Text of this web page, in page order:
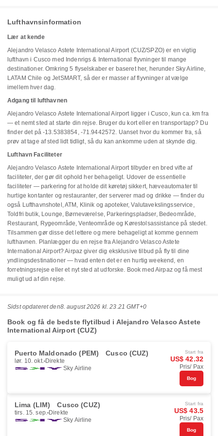
Lufthavnsinformation
Lær at kende
Alejandro Velasco Astete International Airport (CUZ/SPZO) er en vigtig
lufthavn i Cusco med Indenrigs & International flyvninger til mange
destinationer. Omkring 5 flyselskaber er baseret her, herunder Sky Airline,
LATAM Chile og JetSMART, så der er masser af flyvninger at vælge
imellem hver dag.
Adgang til lufthavnen
Alejandro Velasco Astete International Airport ligger i Cusco, kun ca. km fra
— et nemt sted at starte din rejse. Bruger du kort eller en transportapp? Du
finder det på -13.5383854, -71.9442572. Uanset hvor du kommer fra, så
prøv at tage af sted lidt tidligt, så du kan ankomme uden at skynde dig.
Lufthavn Faciliteter
Alejandro Velasco Astete International Airport tilbyder en bred vifte af
faciliteter, der gør dit ophold her behageligt. Udover de essentielle
faciliteter — parkering for at holde dit køretøj sikkert, hæveautomater til
hurtige kontanter og restauranter, der serverer mad og drikke — finder du
også Lufthavnshotel, ATM, Klinik og apoteker, Valutavekslingsservice,
Toldfri butik, Lounge, Børneværelse, Parkeringspladser, Bedeområde,
Restaurant, Rygeområde, Venteområde og Kørestolsassistance på stedet.
Tilsammen gør disse det lettere og mere behageligt at komme gennem
lufthavnen. Planlægger du en rejse fra Alejandro Velasco Astete
International Airport? Airpaz giver dig eksklusive tilbud på fly til dine
yndlingsdestinationer — hvad enten det er en hurtig weekend, en
forretningsrejse eller et nyt sted at udforske. Book med Airpaz og få mest
muligt ud af din rejse.
Sidst opdateret den8. august 2026 kl. 23.21 GMT+0
Book og få de bedste flytilbud i Alejandro Velasco Astete
International Airport (CUZ)
Puerto Maldonado (PEM) Cusco (CUZ)
lør. 10. okt. Direkte
Sky Airline
Start fra
US$ 42.32
Pris/ Pax
Bog
Lima (LIM) Cusco (CUZ)
tirs. 15. sep. Direkte
Sky Airline
Start fra
US$ 43.5
Pris/ Pax
Bog